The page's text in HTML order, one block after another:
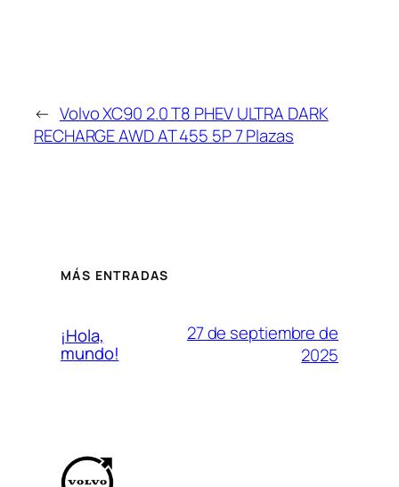
← Volvo XC90 2.0 T8 PHEV ULTRA DARK
RECHARGE AWD AT 455 5P 7 Plazas
MÁS ENTRADAS
¡Hola,
mundo!
27 de septiembre de
2025